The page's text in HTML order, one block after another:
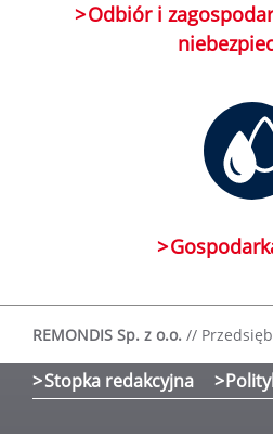
Odbiór i
REMONDIS Sp. z o.o. //
Stopka redakcyjna